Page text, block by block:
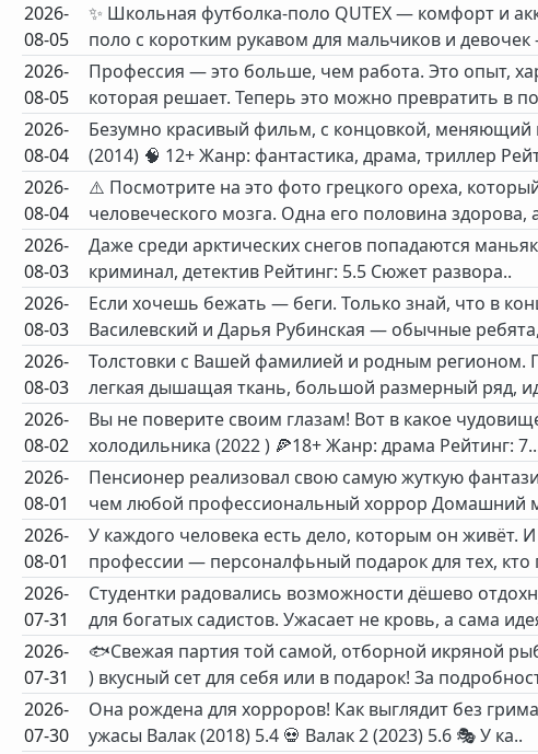
2026-
08-05
✨ Школьная футболка-поло QUTEX — комфорт и
поло с коротким рукавом для мальчиков и
2026-
08-05
Профессия — это больше, чем работа. Это опыт,
которая решает. Теперь это можно превратить в
2026-
08-04
Безумно красивый фильм, с концовкой, меняющий
(2014) 🧠 12+ Жанр: фантастика, драма, триллер
2026-
08-04
⚠️ Посмотрите на это фото грецкого ореха,
человеческого мозга. Одна его половина здорова,
2026-
08-03
Даже среди арктических снегов попадаются
криминал, детектив Рейтинг: 5.5 Сюжет развора..
2026-
08-03
Если хочешь бежать — беги. Только знай, что в
Василевский и Дарья Рубинская — обычные
2026-
08-03
Толстовки с Вашей фамилией и родным регионом.
легкая дышащая ткань, большой размерный ряд,
2026-
08-02
Вы не поверите своим глазам! Вот в какое
холодильника (2022 ) 🍕18+ Жанр: драма Рейтинг:
2026-
08-01
Пенсионер реализовал свою самую жуткую
чем любой профессиональный хоррор Домашний
2026-
08-01
У каждого человека есть дело, которым он живёт.
профессии — персоналфьный подарок для тех, кто
2026-
07-31
Студентки радовались возможности дёшево
для богатых садистов. Ужасает не кровь, а сама
2026-
07-31
🐟Свежая партия той самой, отборной икряной
) вкусный сет для себя или в подарок! За
2026-
07-30
Она рождена для хорроров! Как выглядит без
ужасы Валак (2018) 5.4 💀 Валак 2 (2023) 5.6 🎭 У ка..